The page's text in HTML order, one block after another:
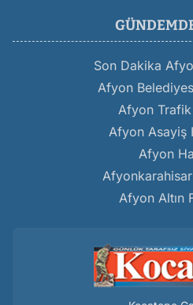
Son Dakika
Afyon
Afyon Trafik
Afyon Asayiş
Afyon
Afyon Altın